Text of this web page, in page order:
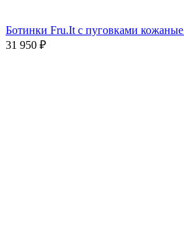
Ботинки Fru.It c пуговками
31 950 ₽